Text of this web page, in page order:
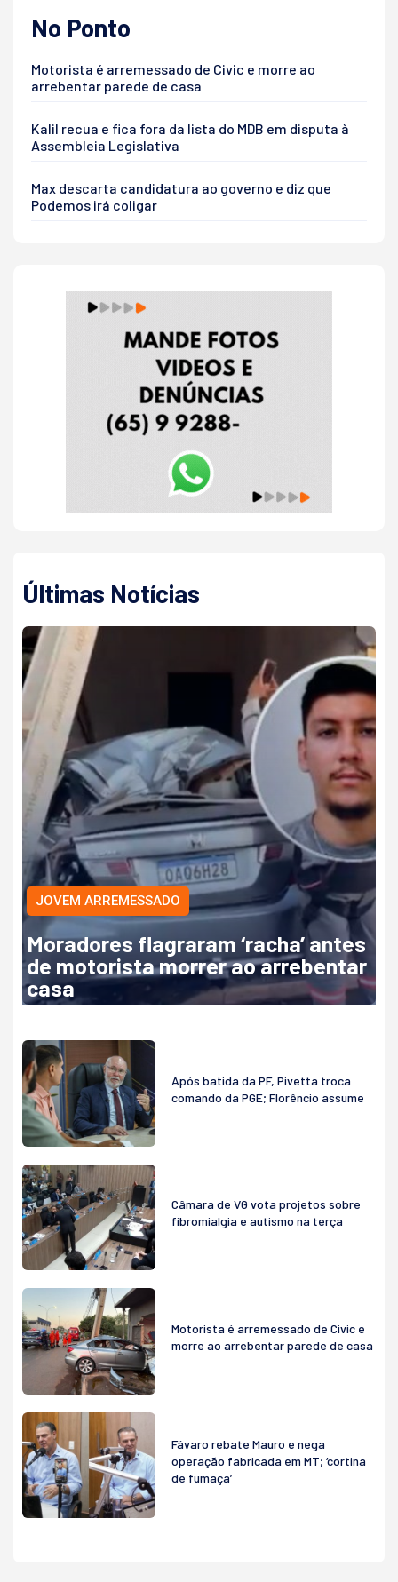
No Ponto
Motorista é arremessado de Civic e morre ao
arrebentar parede de casa
Kalil recua e fica fora da lista do MDB em disputa à
Assembleia Legislativa
Max descarta candidatura ao governo e diz que
Podemos irá coligar
Últimas Notícias
JOVEM ARREMESSADO
Moradores flagraram ‘racha’ antes
de motorista morrer ao arrebentar
casa
Após batida da PF, Pivetta troca
comando da PGE; Florêncio assume
Câmara de VG vota projetos sobre
fibromialgia e autismo na terça
Motorista é arremessado de Civic e
morre ao arrebentar parede de casa
Fávaro rebate Mauro e nega
operação fabricada em MT; ‘cortina
de fumaça’